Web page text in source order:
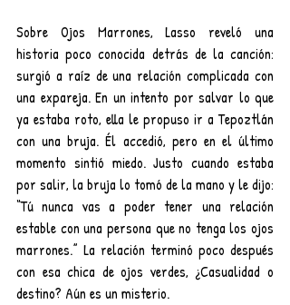
Sobre Ojos Marrones, Lasso reveló una
historia poco conocida detrás de la canción:
surgió a raíz de una relación complicada con
una expareja. En un intento por salvar lo que
ya estaba roto, ella le propuso ir a Tepoztlán
con una bruja. Él accedió, pero en el último
momento sintió miedo. Justo cuando estaba
por salir, la bruja lo tomó de la mano y le dijo:
“Tú nunca vas a poder tener una relación
estable con una persona que no tenga los ojos
marrones.” La relación terminó poco después
con esa chica de ojos verdes, ¿Casualidad o
destino? Aún es un misterio.